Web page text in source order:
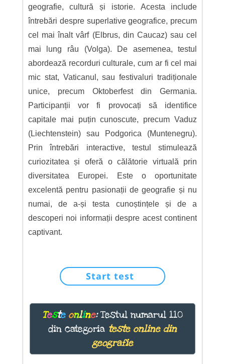
geografie, cultură și istorie. Acesta include
întrebări despre superlative geografice, precum
cel mai înalt vârf (Elbrus, din Caucaz) sau cel
mai lung râu (Volga). De asemenea, testul
abordează recorduri culturale, cum ar fi cel mai
mic stat, Vaticanul, sau festivaluri tradiționale
unice, precum Oktoberfest din Germania.
Participanții vor fi provocați să identifice
capitale mai puțin cunoscute, precum Vaduz
(Liechtenstein) sau Podgorica (Muntenegru).
Prin întrebări interactive, testul stimulează
curiozitatea și oferă o călătorie virtuală prin
diversitatea Europei. Este o oportunitate
excelentă pentru pasionații de geografie și nu
numai, de a-și testa cunoștințele și de a
descoperi noi informații despre acest continent
captivant.
Start test
Teste online:Testul numarul 110
din categoria teste online din
geografie